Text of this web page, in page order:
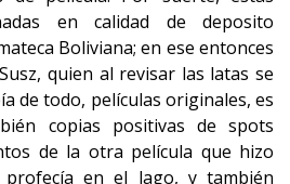
en calidad de deposito
Boliviana; en ese entonces
quien al revisar las latas se
de todo, películas originales, es
copias positivas de spots
de la otra película que hizo
profecía en el lago, y también